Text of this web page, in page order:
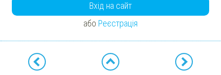
Вхід на сайт
або Реєстрація